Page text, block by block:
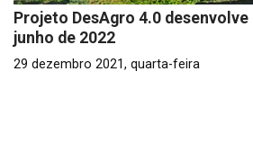
Projeto DesAgro 4.0
junho de 2022
29 dezembro 2021, quarta-feira